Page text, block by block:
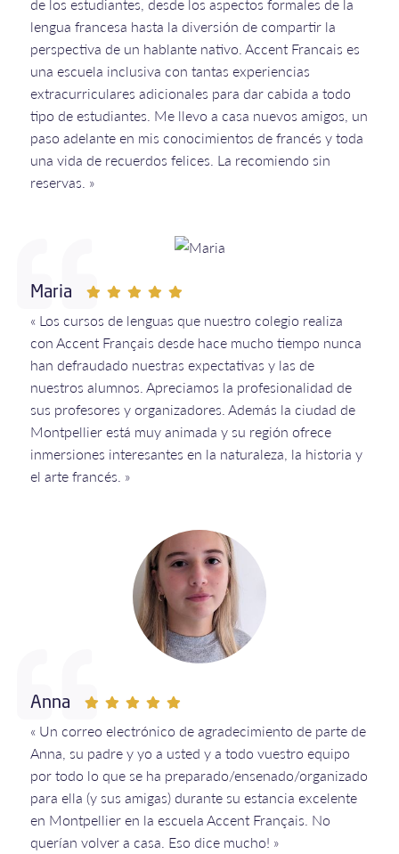
lengua francesa hasta la diversión de compartir la
perspectiva de un hablante nativo. Accent Francais es
una escuela inclusiva con tantas experiencias
extracurriculares adicionales para dar cabida a todo
tipo de estudiantes. Me llevo a casa nuevos amigos, un
paso adelante en mis conocimientos de francés y toda
una vida de recuerdos felices. La recomiendo sin
reservas. »
Maria
« Los cursos de lenguas que nuestro colegio realiza
con Accent Français desde hace mucho tiempo nunca
han defraudado nuestras expectativas y las de
nuestros alumnos. Apreciamos la profesionalidad de
sus profesores y organizadores. Además la ciudad de
Montpellier está muy animada y su región ofrece
inmersiones interesantes en la naturaleza, la historia y
el arte francés. »
Anna
« Un correo electrónico de agradecimiento de parte de
Anna, su padre y yo a usted y a todo vuestro equipo
por todo lo que se ha preparado/ensenado/organizado
para ella (y sus amigas) durante su estancia excelente
en Montpellier en la escuela Accent Français. No
querían volver a casa. Eso dice mucho! »